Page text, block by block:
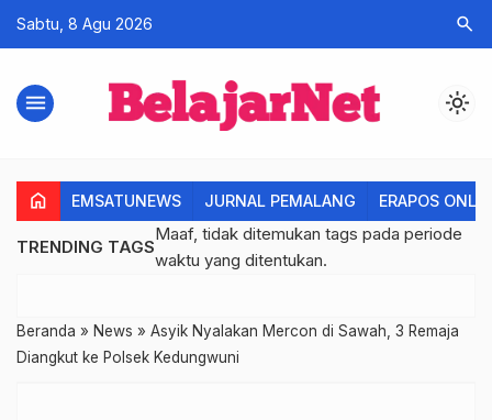
Sabtu, 8 Agu 2026 search
menu light_mode
home EMSATUNEWS JURNAL PEMALANG ERAPOS
TRENDING TAGS
Maaf, tidak ditemukan tags pada periode
waktu yang ditentukan.
Beranda » News » Asyik Nyalakan Mercon di Sawah, 3 Remaja
Diangkut ke Polsek Kedungwuni